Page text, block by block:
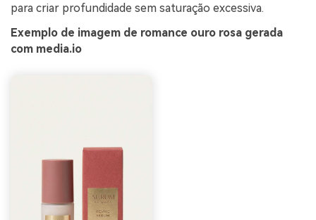
para criar profundidade sem saturação excessiva.
Exemplo de imagem de romance ouro rosa gerada
com media.io